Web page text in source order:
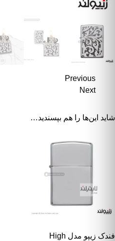
Previous
Next
شاید این‌ها را هم بپسندید…
فندک زیپو مدل High